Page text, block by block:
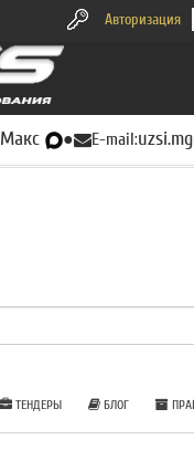
Авторизация
Макс ● E-mail:
ТЕНДЕРЫ БЛОГ